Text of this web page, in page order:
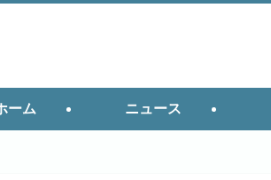
ーム ニュース